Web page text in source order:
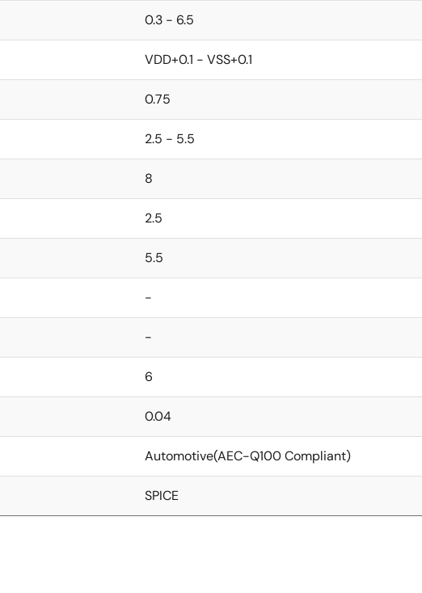
0.3 - 6.5
VDD+0.1 - VSS+0.1
0.75
2.5 - 5.5
8
2.5
5.5
-
-
6
0.04
Automotive(AEC-Q100 Compliant)
SPICE